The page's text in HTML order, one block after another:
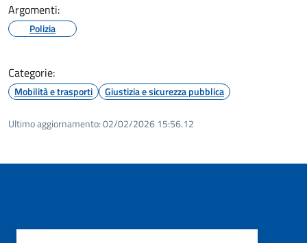
Argomenti:
Polizia
Categorie:
Mobilità e trasporti Giustizia e sicurezza pubblica
Ultimo aggiornamento:02/02/2026 15:56.12